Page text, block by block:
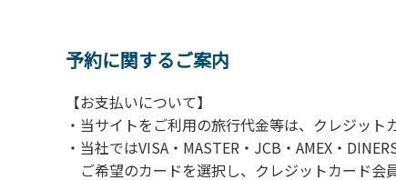
当キャンプ場のそばを流れる歴舟川は、上
（１）川原にテントやタープを張らない。
（２）雨が降ったときは川原で遊ばない。
（３）カムイコタン公園キャンプ場で雨が
での遊びを中止する。
予約に関するご案内
【お支払いについて】
・当サイトをご利用の旅行代金等は、クレジット
・当社ではVISA・MASTER・JCB・AMEX・
ご希望のカードを選択し、クレジットカード会